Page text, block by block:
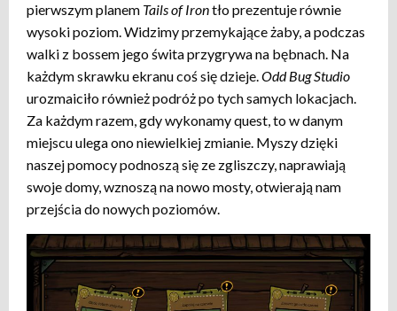
pierwszym planem Tails of Irontło prezentuje równie
wysoki poziom. Widzimy przemykające żaby, a podczas
walki z bossem jego świta przygrywa na bębnach. Na
każdym skrawku ekranu coś się dzieje.Odd Bug Studio
urozmaiciło również podróż po tych samych lokacjach.
Za każdym razem, gdy wykonamy quest, to w danym
miejscu ulega ono niewielkiej zmianie. Myszy dzięki
naszej pomocy podnoszą się ze zgliszczy, naprawiają
swoje domy, wznoszą na nowo mosty, otwierają nam
przejścia do nowych poziomów.